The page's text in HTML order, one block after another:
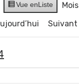
Vue enListe Mois
Suivant